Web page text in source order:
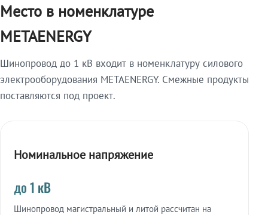
Место в номенклатуре
METAENERGY
Шинопровод до 1 кВ входит в номенклатуру силового
электрооборудования METAENERGY. Смежные продукты
поставляются под проект.
Номинальное напряжение
до 1 кВ
Шинопровод магистральный и литой рассчитан на